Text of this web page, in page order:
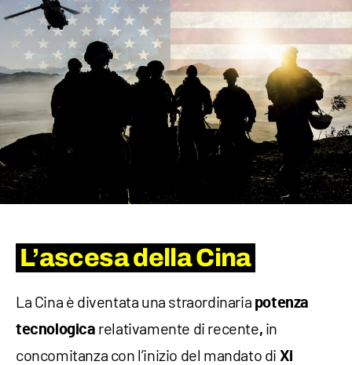
L’ascesa della Cina
La Cina è diventata una straordinaria potenza
tecnologica relativamente di recente, in
concomitanza con l’inizio del mandato di Xi